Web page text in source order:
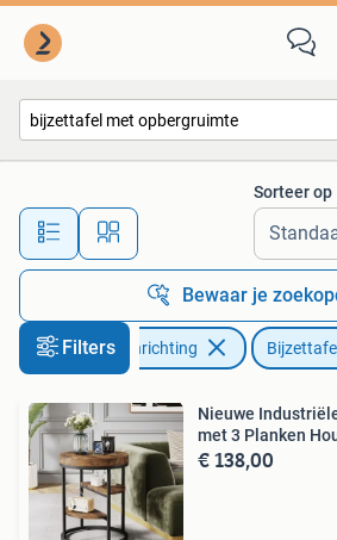
Alle afstanden…
Sorteer op
Bewaar je
Filters
Huis en Inrichting
Nieuwe
met 3 Planken
€ 138,00